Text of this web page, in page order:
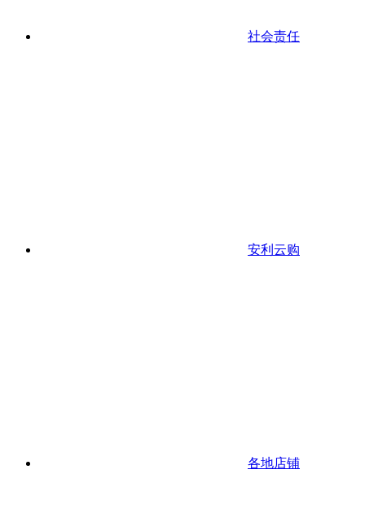
社会责任
安利云购
各地店铺